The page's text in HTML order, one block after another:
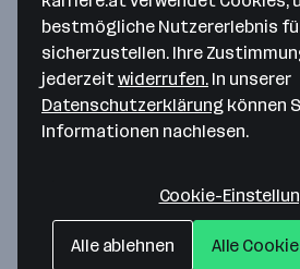
AURA Hausverwaltung
bestmögliche Nutzererlebnis
sicherzustellen. Ihre
jederzeitwiderrufen. In unserer
Datenschutzerklärung können
Informationen nachlesen.
Cookie-
Alle ablehnen Alle